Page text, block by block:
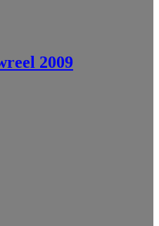
2009